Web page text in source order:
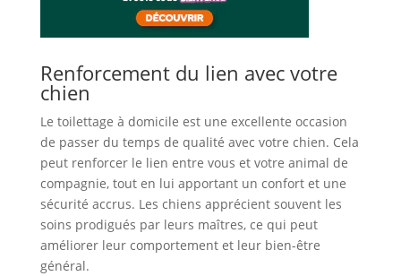
Renforcement du lien avec votre
chien
Le toilettage à domicile est une excellente occasion
de passer du temps de qualité avec votre chien. Cela
peut renforcer le lien entre vous et votre animal de
compagnie, tout en lui apportant un confort et une
sécurité accrus. Les chiens apprécient souvent les
soins prodigués par leurs maîtres, ce qui peut
améliorer leur comportement et leur bien-être
général.